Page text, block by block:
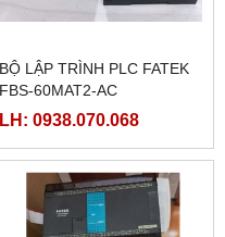
BỘ LẬP TRÌNH PLC FATEK
FBS-60MAT2-AC
LH: 0938.070.068